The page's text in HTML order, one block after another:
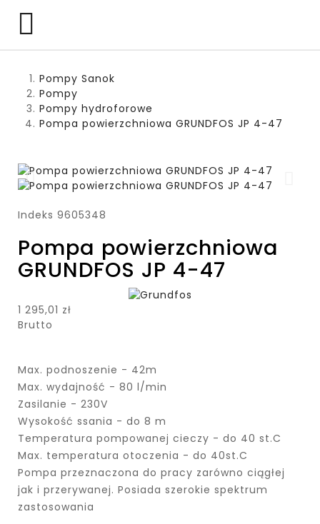

Pompy Sanok
Pompy
Pompy hydroforowe
Pompa powierzchniowa GRUNDFOS JP 4-47
Indeks 9605348
Pompa powierzchniowa
GRUNDFOS JP 4-47
1 295,01 zł
Brutto
Max. podnoszenie - 42m
Max. wydajność - 80 l/min
Zasilanie - 230V
Wysokość ssania - do 8 m
Temperatura pompowanej cieczy - do 40 st.C
Max. temperatura otoczenia - do 40st.C
Pompa przeznaczona do pracy zarówno ciągłej
jak i przerywanej. Posiada szerokie spektrum
zastosowania